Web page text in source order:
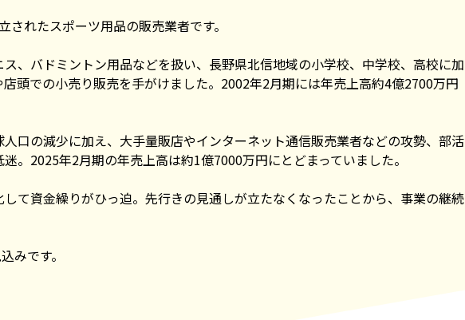
れたスポーツ用品の販売業者です。
、バドミントン用品などを扱い、長野県北信地域の小学校、中学校、高校に加
頭での小売り販売を手がけました。2002年2月期には年売上高約4億2700万円
口の減少に加え、大手量販店やインターネット通信販売業者などの攻勢、部活
。2025年2月期の年売上高は約1億7000万円にとどまっていました。
て資金繰りがひっ迫。先行きの見通しが立たなくなったことから、事業の継続
みです。